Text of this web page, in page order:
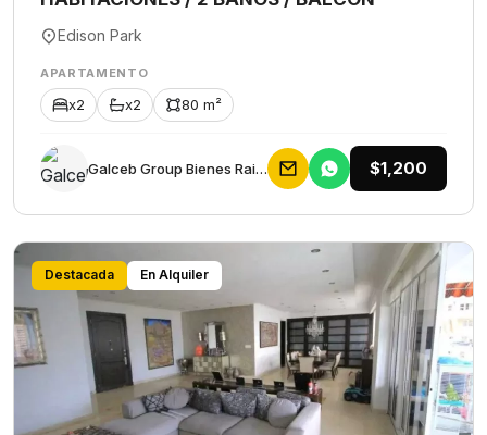
Edison Park
APARTAMENTO
x2 x2 80 m²
Galceb Group Bienes Raices $1,200
Destacada En Alquiler